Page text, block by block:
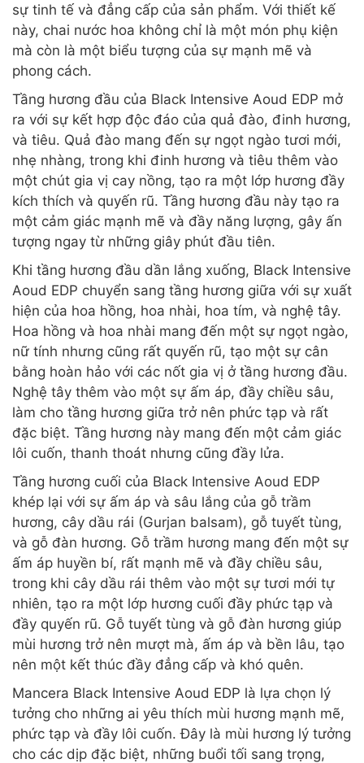
sự tinh tế và đẳng cấp của sản phẩm. Với thiết kế
này, chai nước hoa không chỉ là một món phụ kiện
mà còn là một biểu tượng của sự mạnh mẽ và
phong cách.
Tầng hương đầu của Black Intensive Aoud EDP mở
ra với sự kết hợp độc đáo của quả đào, đinh hương,
và tiêu. Quả đào mang đến sự ngọt ngào tươi mới,
nhẹ nhàng, trong khi đinh hương và tiêu thêm vào
một chút gia vị cay nồng, tạo ra một lớp hương đầy
kích thích và quyến rũ. Tầng hương đầu này tạo ra
một cảm giác mạnh mẽ và đầy năng lượng, gây ấn
tượng ngay từ những giây phút đầu tiên.
Khi tầng hương đầu dần lắng xuống, Black Intensive
Aoud EDP chuyển sang tầng hương giữa với sự xuất
hiện của hoa hồng, hoa nhài, hoa tím, và nghệ tây.
Hoa hồng và hoa nhài mang đến một sự ngọt ngào,
nữ tính nhưng cũng rất quyến rũ, tạo một sự cân
bằng hoàn hảo với các nốt gia vị ở tầng hương đầu.
Nghệ tây thêm vào một sự ấm áp, đầy chiều sâu,
làm cho tầng hương giữa trở nên phức tạp và rất
đặc biệt. Tầng hương này mang đến một cảm giác
lôi cuốn, thanh thoát nhưng cũng đầy lửa.
Tầng hương cuối của Black Intensive Aoud EDP
khép lại với sự ấm áp và sâu lắng của gỗ trầm
hương, cây dầu rái (Gurjan balsam), gỗ tuyết tùng,
và gỗ đàn hương. Gỗ trầm hương mang đến một sự
ấm áp huyền bí, rất mạnh mẽ và đầy chiều sâu,
trong khi cây dầu rái thêm vào một sự tươi mới tự
nhiên, tạo ra một lớp hương cuối đầy phức tạp và
đầy quyến rũ. Gỗ tuyết tùng và gỗ đàn hương giúp
mùi hương trở nên mượt mà, ấm áp và bền lâu, tạo
nên một kết thúc đầy đẳng cấp và khó quên.
Mancera Black Intensive Aoud EDP là lựa chọn lý
tưởng cho những ai yêu thích mùi hương mạnh mẽ,
phức tạp và đầy lôi cuốn. Đây là mùi hương lý tưởng
cho các dịp đặc biệt, những buổi tối sang trọng,